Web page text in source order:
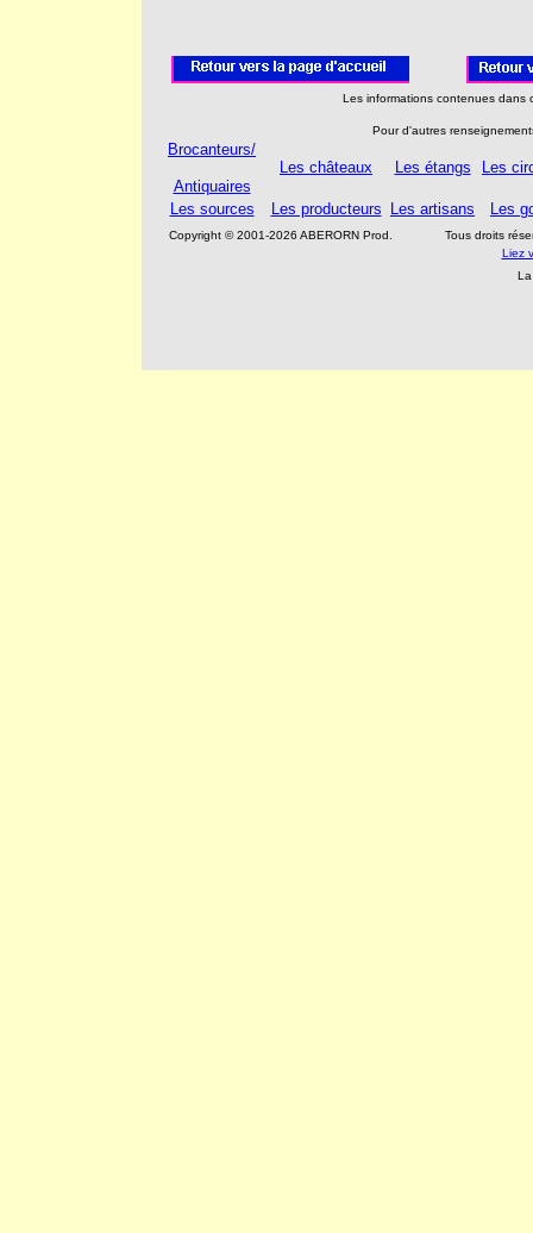
Les informations contenues
Pour d'autres
Brocanteurs/
Antiquaires
Les châteaux Les étangs Les
Les sources Les producteurs Les artisans Les
Copyright © 2001-2026 ABERORN Prod.
Tous droits
Liez